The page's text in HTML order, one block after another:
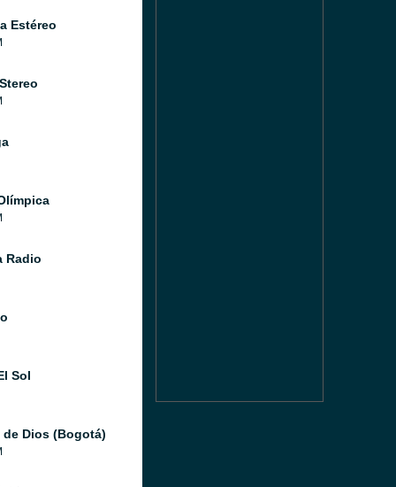
Estéreo
Radio
Sol
de Dios (Bogotá)